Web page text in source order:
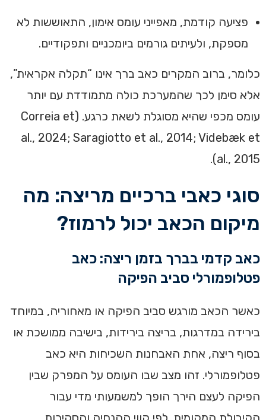
פציעה קודמת, מאפייני עומס אימון, התאוששות לא
מספקת, ולעיתים גורמים ביומכניים ותפקודיים.
כלומר, ברוב המקרים כאב ברך אינו “תקלה אקראית”,
אלא סימן לכך שהמערכת כולה מתמודדת עם יותר
עומס מכפי שהיא מסוגלת לשאת כרגע. (Correia et
al., 2024; Saragiotto et al., 2014; Videbæk et
al., 2015).
סוגי כאבי ברכיים מריצה: מה
מיקום הכאב יכול לרמוז?
כאב קדמי בברך בזמן ריצה: כאב
פטלופמורלי סביב הפיקה
כאשר הכאב מורגש סביב הפיקה או מאחוריה, במיוחד
בירידה במדרגות, בריצה בירידות, בישיבה ממושכת או
בסוף ריצה, אחת האבחנות השכיחות היא כאב
פטלופמורלי. זהו מצב שבו העומס על המפרק שבין
הפיקה לעצם הירך הופך למשמעותי מדי עבור